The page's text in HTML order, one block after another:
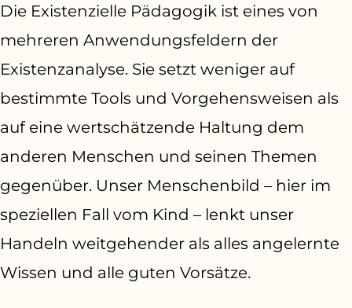
Die Existenzielle Pädagogik ist eines von
mehreren Anwendungsfeldern der
Existenzanalyse. Sie setzt weniger auf
bestimmte Tools und Vorgehensweisen als
auf eine wertschätzende Haltung dem
anderen Menschen und seinen Themen
gegenüber. Unser Menschenbild – hier im
speziellen Fall vom Kind – lenkt unser
Handeln weitgehender als alles angelernte
Wissen und alle guten Vorsätze.